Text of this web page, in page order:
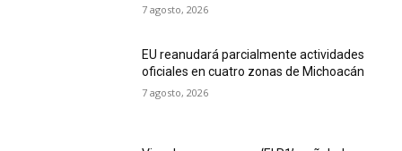
7 agosto, 2026
EU reanudará parcialmente actividades
oficiales en cuatro zonas de Michoacán
7 agosto, 2026